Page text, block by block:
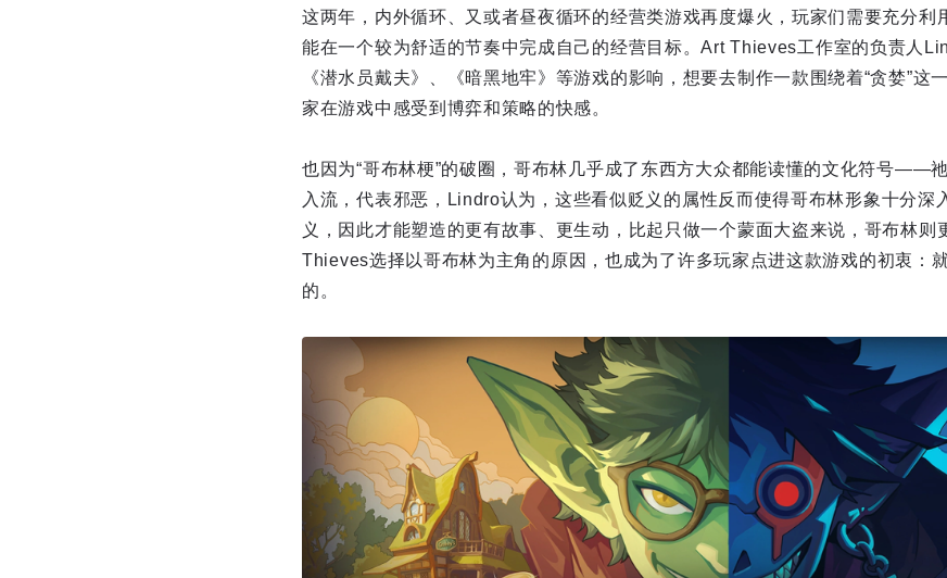
这两年，内外循环、又或者昼夜循环的经营类游戏再度爆火，玩家们需要充分利
能在一个较为舒适的节奏中完成自己的经营目标。Art Thieves工作室的负责人
《潜水员戴夫》、《暗黑地牢》等游戏的影响，想要去制作一款围绕着“贪婪”这
家在游戏中感受到博弈和策略的快感。
也因为“哥布林梗”的破圈，哥布林几乎成了东西方大众都能读懂的文化符号——
入流，代表邪恶，Lindro认为，这些看似贬义的属性反而使得哥布林形象十分深
义，因此才能塑造的更有故事、更生动，比起只做一个蒙面大盗来说，哥布林则
Thieves选择以哥布林为主角的原因，也成为了许多玩家点进这款游戏的初衷：
的。